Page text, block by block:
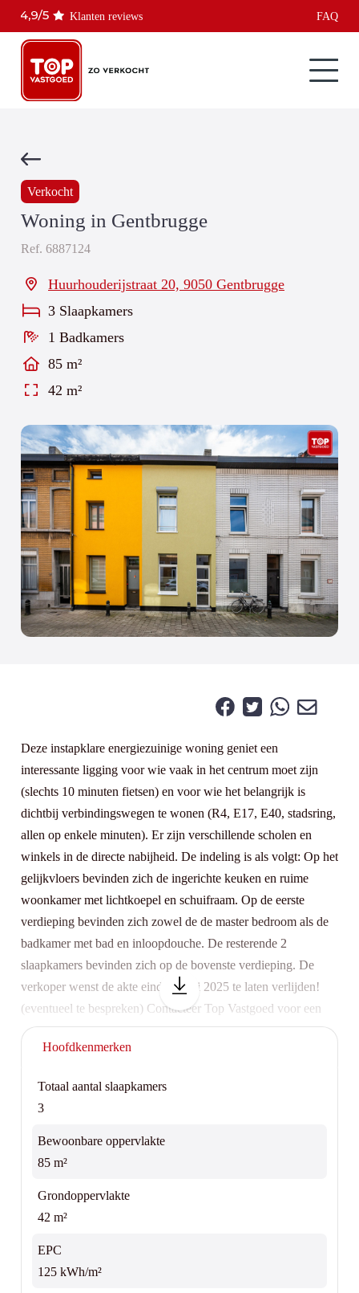
Klanten reviews FAQ
Verkocht
Woning in Gentbrugge
Ref. 6887124
Huurhouderijstraat 20, 9050 Gentbrugge
3 Slaapkamers
1 Badkamers
85 m²
42 m²
Deze instapklare energiezuinige woning geniet een
interessante ligging voor wie vaak in het centrum moet zijn
(slechts 10 minuten fietsen) en voor wie het belangrijk is
dichtbij verbindingswegen te wonen (R4, E17, E40, stadsring,
allen op enkele minuten). Er zijn verschillende scholen en
winkels in de directe nabijheid. De indeling is als volgt: Op het
gelijkvloers bevinden zich de ingerichte keuken en ruime
woonkamer met lichtkoepel en schuifraam. Op de eerste
verdieping bevinden zich zowel de de master bedroom als de
badkamer met bad en inloopdouche. De resterende 2
slaapkamers bevinden zich op de bovenste verdieping. De
verkoper wenst de akte eind januari 2025 te laten verlijden!
(eventueel te bespreken) Contacteer Top Vastgoed voor een
bezoek op 0475 700 700
Hoofdkenmerken
Totaal aantal slaapkamers
3
Bewoonbare oppervlakte
85 m²
Grondoppervlakte
42 m²
EPC
125 kWh/m²